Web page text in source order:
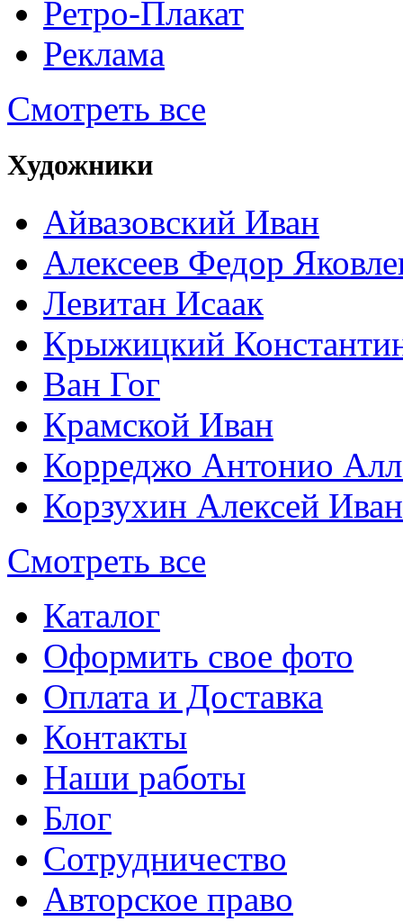
Ретро-Плакат
Реклама
Смотреть все
Художники
Айвазовский Иван
Алексеев Федор
Левитан Исаак
Крыжицкий
Ван Гог
Крамской Иван
Корреджо Антонио
Корзухин Алексей
Смотреть все
Каталог
Оформить свое фото
Оплата и Доставка
Контакты
Наши работы
Блог
Сотрудничество
Авторское право